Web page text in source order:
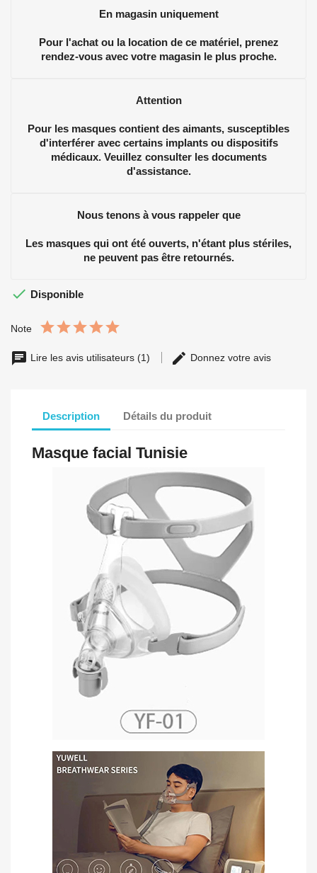
En magasin uniquement
Pour l'achat ou la location de ce matériel, prenez
rendez-vous avec votre magasin le plus proche.
Attention
Pour les masques contient des aimants, susceptibles
d'interférer avec certains implants ou dispositifs
médicaux. Veuillez consulter les documents
d'assistance.
Nous tenons à vous rappeler que
Les masques qui ont été ouverts, n'étant plus stériles,
ne peuvent pas être retournés.
 Disponible
Note
Lire les avis utilisateurs (1) Donnez votre avis
Description Détails du produit
Masque facial Tunisie